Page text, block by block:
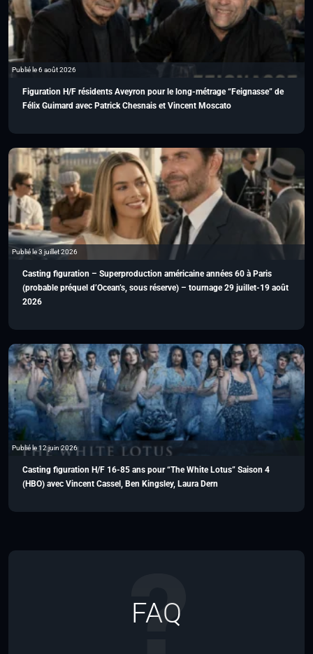
Publié le 6 août 2026
Figuration H/F résidents Aveyron pour le long-métrage “Feignasse” de
Félix Guimard avec Patrick Chesnais et Vincent Moscato
Publié le 3 juillet 2026
Casting figuration – Superproduction américaine années 60 à Paris
(probable préquel d’Ocean’s, sous réserve) – tournage 29 juillet-19 août
2026
Publié le 12 juin 2026
Casting figuration H/F 16-85 ans pour “The White Lotus” Saison 4
(HBO) avec Vincent Cassel, Ben Kingsley, Laura Dern
FAQ